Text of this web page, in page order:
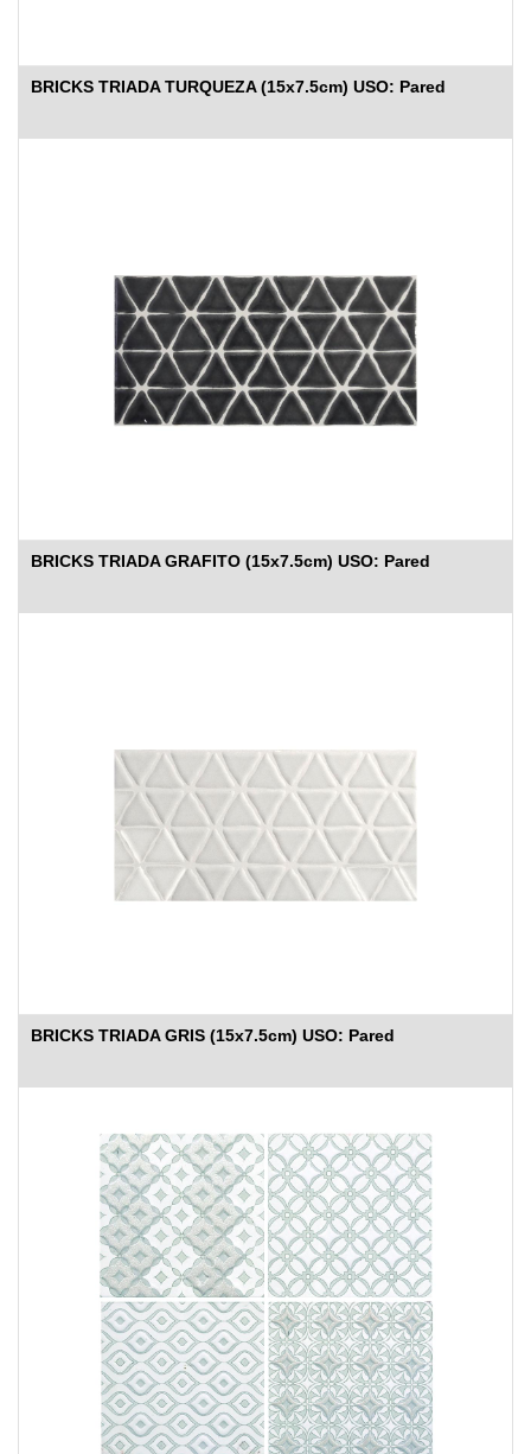
BRICKS TRIADA TURQUEZA (15x7.5cm) USO: Pared
BRICKS TRIADA GRAFITO (15x7.5cm) USO: Pared
BRICKS TRIADA GRIS (15x7.5cm) USO: Pared